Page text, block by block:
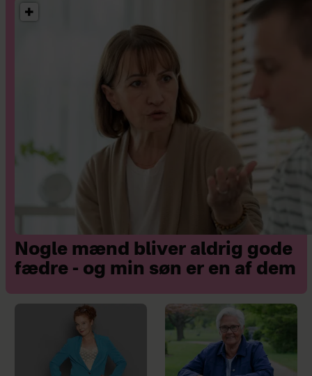
fast brevkasseredaktør på ugebladet
Hjemmet, hvor hun også arbejder
med og skriver fiktion. Hun er
derudover forfatter til romanen
'Babyalarm – en psykologisk thriller
om en nybagt mor'. Vibeke bor i Valby
i en sammenbragt familie med mand,
tre børn samt kat.
Nogle mænd bliver aldrig gode
fædre - og min søn er en af dem